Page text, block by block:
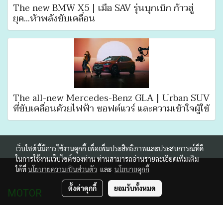
The new BMW X5 | เมื่อ SAV รุ่นบุกเบิก ก้าวสู่
ยุค...ห้าพลังขับเคลื่อน
The all-new Mercedes-Benz GLA | Urban SUV
ที่ขับเคลื่อนด้วยไฟฟ้า ซอฟต์แวร์ และความเข้าใจผู้ใช้
MOTOR
เว็บไซต์นี้มีการใช้งานคุกกี้ เพื่อเพิ่มประสิทธิภาพและประสบการณ์ที่ดี
ในการใช้งานเว็บไซต์ของท่าน ท่านสามารถอ่านรายละเอียดเพิ่มเติม
ได้ที่นโยบายความเป็นส่วนตัว และ นโยบายคุกกี้
ตั้งค่าคุกกี้ ยอมรับทั้งหมด